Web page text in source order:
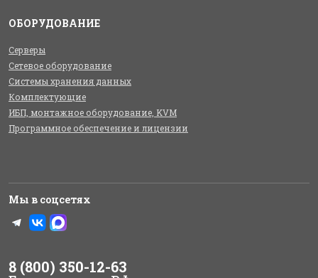
ОБОРУДОВАНИЕ
Серверы
Сетевое оборудование
Системы хранения данных
Комплектующие
ИБП, монтажное оборудование, KVM
Программное обеспечение и лицензии
Мы в соцсетях
8 (800) 350-12-63